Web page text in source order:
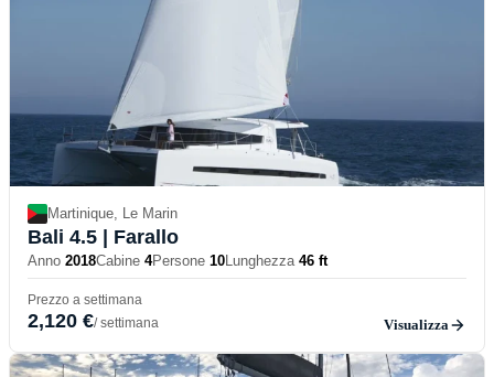
Martinique, Le Marin
Bali 4.5 | Farallo
Anno 2018Cabine 4Persone 10Lunghezza 46 ft
Prezzo a settimana
2,120 €/ settimana Visualizza